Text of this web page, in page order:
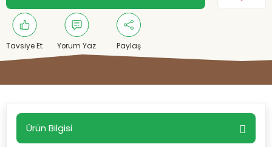
Tavsiye Et Yorum Yaz Paylaş
Ürün Bilgisi